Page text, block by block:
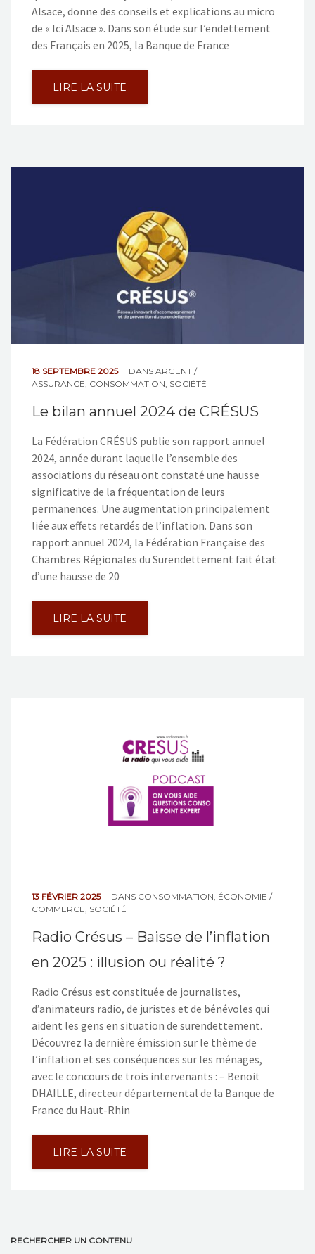
Alsace, donne des conseils et explications au micro
de « Ici Alsace ». Dans son étude sur l’endettement
des Français en 2025, la Banque de France
LIRE LA SUITE
18 SEPTEMBRE 2025 DANS ARGENT /
ASSURANCE, CONSOMMATION, SOCIÉTÉ
Le bilan annuel 2024 de CRÉSUS
La Fédération CRÉSUS publie son rapport annuel
2024, année durant laquelle l’ensemble des
associations du réseau ont constaté une hausse
significative de la fréquentation de leurs
permanences. Une augmentation principalement
liée aux effets retardés de l’inflation. Dans son
rapport annuel 2024, la Fédération Française des
Chambres Régionales du Surendettement fait état
d’une hausse de 20
LIRE LA SUITE
13 FÉVRIER 2025 DANS CONSOMMATION ÉCONOMIE /
COMMERCE SOCIÉTÉ
Radio Crésus – Baisse de l’inflation
en 2025 : illusion ou réalité ?
Radio Crésus est constituée de journalistes,
d’animateurs radio, de juristes et de bénévoles qui
aident les gens en situation de surendettement.
Découvrez la dernière émission sur le thème de
l’inflation et ses conséquences sur les ménages,
avec le concours de trois intervenants : – Benoit
DHAILLE, directeur départemental de la Banque de
France du Haut-Rhin
LIRE LA SUITE
RECHERCHER UN CONTENU